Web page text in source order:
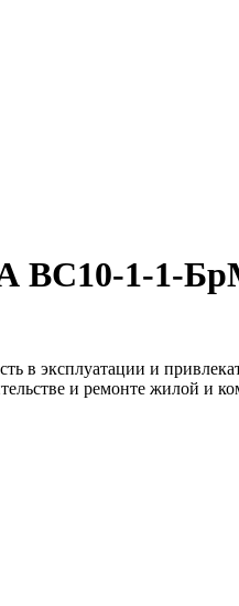
ВС10-1-1-
в эксплуатации и
и ремонте жилой и